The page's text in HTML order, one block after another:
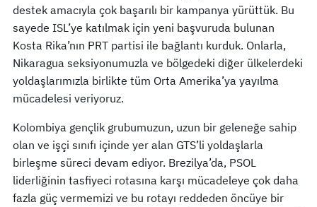
destek amacıyla çok başarılı bir kampanya yürüttük. Bu
sayede ISL’ye katılmak için yeni başvuruda bulunan
Kosta Rika’nın PRT partisi ile bağlantı kurduk. Onlarla,
Nikaragua seksiyonumuzla ve bölgedeki diğer ülkelerdeki
yoldaşlarımızla birlikte tüm Orta Amerika’ya yayılma
mücadelesi veriyoruz.
Kolombiya gençlik grubumuzun, uzun bir geleneğe sahip
olan ve işçi sınıfı içinde yer alan GTS’li yoldaşlarla
birleşme süreci devam ediyor. Brezilya’da, PSOL
liderliğinin tasfiyeci rotasına karşı mücadeleye çok daha
fazla güç vermemizi ve bu rotayı reddeden öncüye bir